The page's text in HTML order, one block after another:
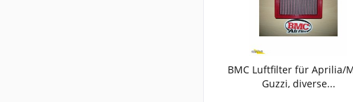
BMC Luftfilter für Aprilia/
Guzzi, diverse...